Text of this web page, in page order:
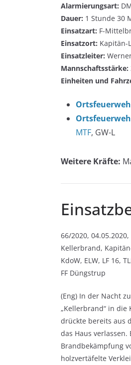
Alarmierungsart:
Dauer: 1 Stunde 30
Einsatzart: F-
Einsatzort: Kapitän-
Einsatzleiter:
Mannschaftsstärke:
Einheiten und
MTF, GW-L
Weitere Kräfte:
66/2020,
Kellerbrand,
KdoW, ELW, LF 16,
FF Düngstrup
(Eng) In der Nacht
„Kellerbrand“ in die
drückte bereits aus
das Haus
Brandbekämpfung
holzvertäfelte